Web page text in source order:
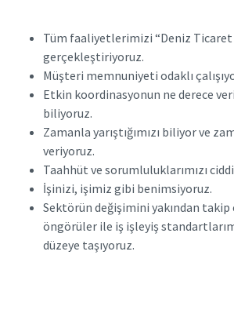
Tüm faaliyetlerimizi “Deniz Ticaret
gerçekleştiriyoruz.
Müşteri memnuniyeti odaklı
Etkin koordinasyonun ne derece
biliyoruz.
Zamanla yarıştığımızı biliyor ve
veriyoruz.
Taahhüt ve sorumluluklarımızı
İşinizi, işimiz gibi benimsiyoruz.
Sektörün değişimini yakından
öngörüler ile iş işleyiş
düzeye taşıyoruz.